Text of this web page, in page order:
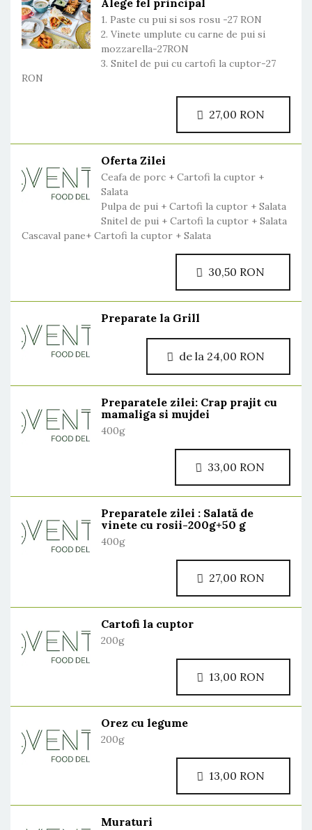
Alege fel principal
1. Paste cu pui si sos rosu -27 RON
2. Vinete umplute cu carne de pui si
mozzarella-27RON
3. Snitel de pui cu cartofi la cuptor-27
RON
Oferta Zilei
Ceafa de porc + Cartofi la cuptor +
Salata
Pulpa de pui + Cartofi la cuptor + Salata
Snitel de pui + Cartofi la cuptor + Salata
Cascaval pane+ Cartofi la cuptor + Salata
Preparate la Grill
Preparatele zilei: Crap prajit cu
mamaliga si mujdei
400g
Preparatele zilei : Salată de
vinete cu rosii-200g+50 g
400g
Cartofi la cuptor
200g
Orez cu legume
200g
Muraturi